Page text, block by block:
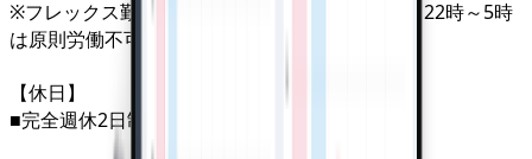
※フレックス勤務も可（頻度等は部門長判断）（22時～5時
は原則労働不可）
【休日】
■完全週休2日制(土日祝休み)